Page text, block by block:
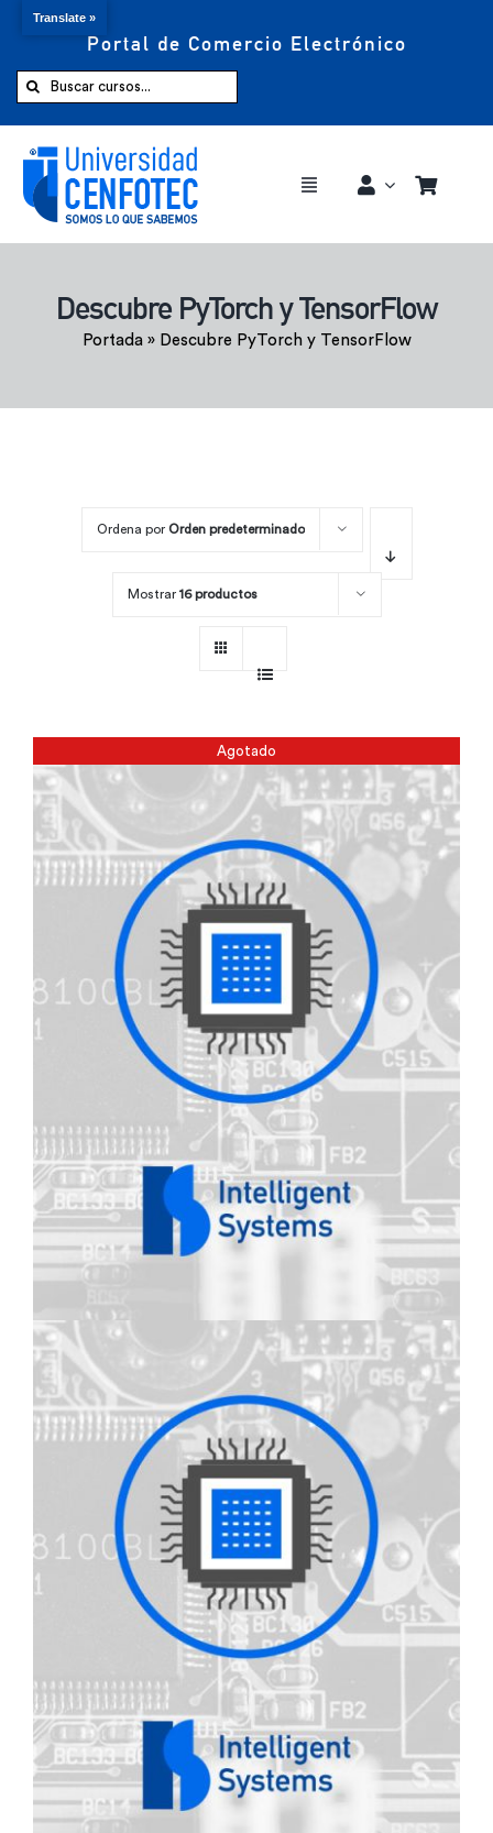
Portal de Comercio Electrónico
Buscar:
Toggle
Comprar ahora
InicioDescubre PyTorch y TensorFlow
Portada» Descubre PyTorch y TensorFlow
Ordena por Orden predeterminado
Mostrar 16 productos
Agotado
Translate »